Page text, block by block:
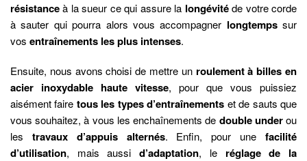
résistanceà la sueur ce qui assure la longévitéde votre corde
à sauter qui pourra alors vous accompagner longtemps sur
vos entraînements les plus intenses.
Ensuite, nous avons choisi de mettre un roulement à billes en
acier inoxydable haute vitesse, pour que vous puissiez
aisément faire tous les types d’entraînements et de sauts que
vous souhaitez, à vous les enchaînements de double underou
les travaux d’appuis alternés. Enfin, pour une facilité
d’utilisation, mais aussid’adaptation, le réglage de la